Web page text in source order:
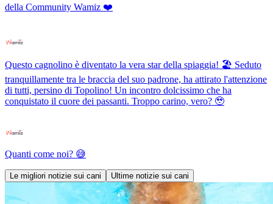
della Community Wamiz ❤️
Questo cagnolino è diventato la vera star della spiaggia! 🏖️ Seduto
tranquillamente tra le braccia del suo padrone, ha attirato l'attenzione
di tutti, persino di Topolino! Un incontro dolcissimo che ha
conquistato il cuore dei passanti. Troppo carino, vero? 🥹
Quanti come noi? 😅
Le migliori notizie sui cani Ultime notizie sui cani